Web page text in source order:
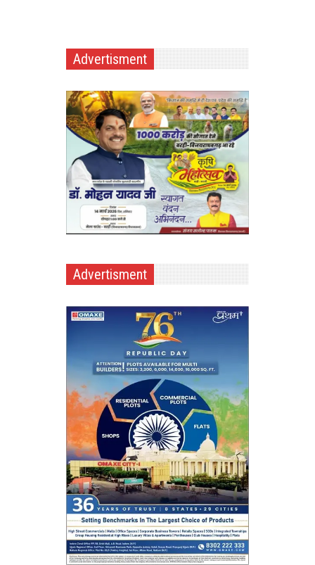
Advertisment
Advertisment